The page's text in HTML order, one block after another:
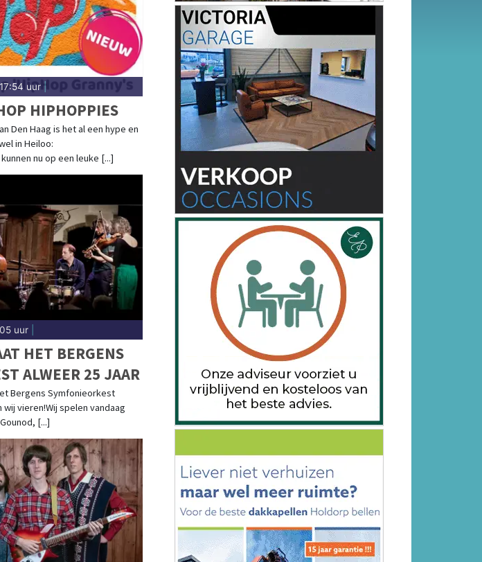
uur|
HIPHOPPIES
Den Haag is het al een hype en
in Heiloo:
nu op een leuke [...]
uur|
HET BERGENS
ALWEER 25 JAAR
Bergens Symfonieorkest
wij vieren!Wij spelen vandaag
[...]